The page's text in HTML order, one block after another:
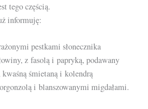
tego częścią.
informuję:
pestkami słonecznika
z fasolą i papryką, podawany
śmietaną i kolendrą
i blanszowanymi migdałami.